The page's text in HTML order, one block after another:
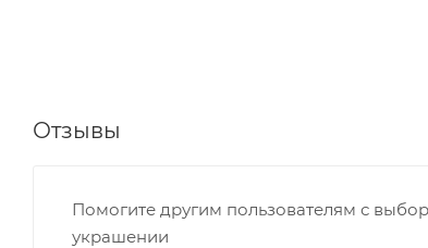
Отзывы
Помогите другим пользователям с
украшении